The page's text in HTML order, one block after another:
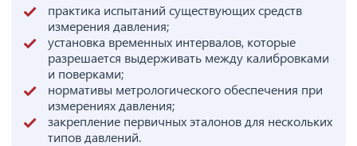
практика испытаний существующих средств
измерения давления;
установка временных интервалов, которые
разрешается выдерживать между калибровками
и поверками;
нормативы метрологического обеспечения при
измерениях давления;
закрепление первичных эталонов для нескольких
типов давлений.